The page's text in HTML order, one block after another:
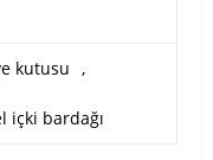
kutusu ,
içki bardağı